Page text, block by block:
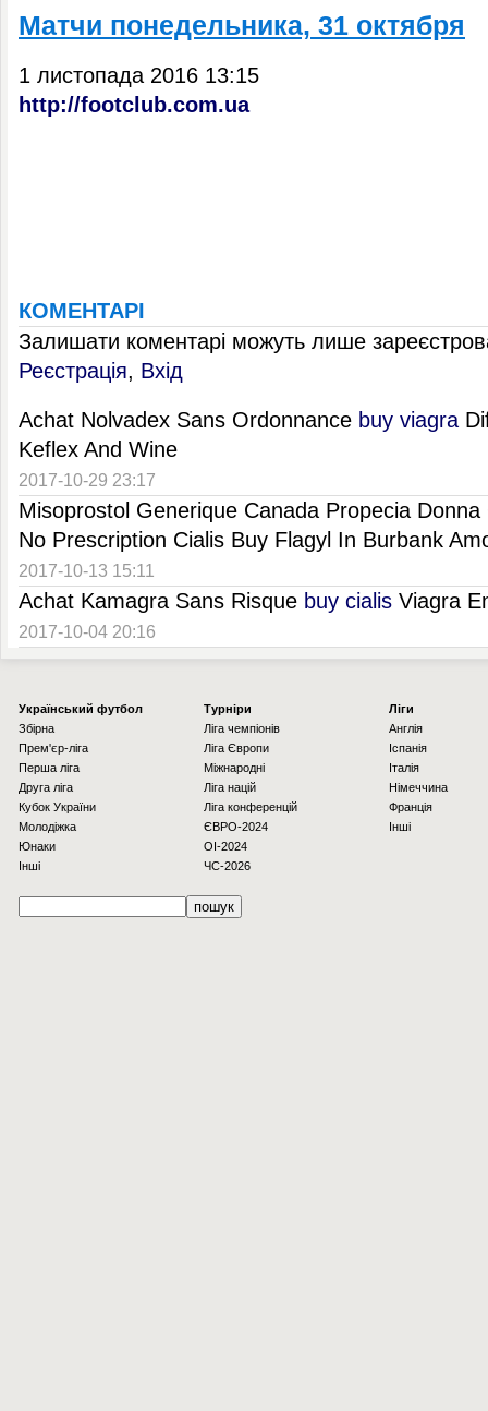
Матчи понедельника, 31 октября
1 листопада 2016 13:15
http://footclub.com.ua
КОМЕНТАРІ
Залишати коментарі можуть лише
Реєстрація, Вхід
Achat Nolvadex Sans Ordonnance buy viagra
Keflex And Wine
2017-10-29 23:17
Misoprostol Generique Canada Propecia
No Prescription Cialis Buy Flagyl In Burbank
2017-10-13 15:11
Achat Kamagra Sans Risque buy cialis Viagra
2017-10-04 20:16
Українcький футбол
Збірна
Прем'єр-ліга
Перша ліга
Друга ліга
Кубок України
Молодіжка
Юнаки
Інші
Турніри
Ліга чемпіонів
Ліга Європи
Міжнародні
Ліга націй
Ліга конференцій
ЄВРО-2024
OI-2024
ЧС-2026
Ліги
Англія
Іспанія
Італія
Німеччина
Франція
Інші